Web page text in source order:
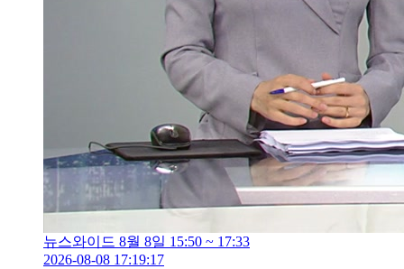
뉴스와이드 8월 8일 15:50 ~ 17:33
2026-08-08 17:19:17